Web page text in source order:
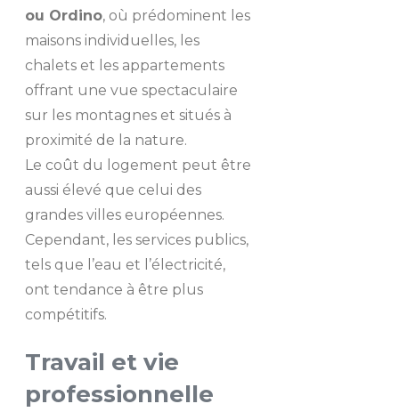
ou Ordino, où prédominent les
maisons individuelles, les
chalets et les appartements
offrant une vue spectaculaire
sur les montagnes et situés à
proximité de la nature.
Le coût du logement peut être
aussi élevé que celui des
grandes villes européennes.
Cependant, les services publics,
tels que l’eau et l’électricité,
ont tendance à être plus
compétitifs.
Travail et vie
professionnelle